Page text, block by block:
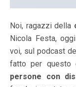
Noi, ragazzi della
Nicola Festa,
voi, sul podcast
fatto per questo
persone con